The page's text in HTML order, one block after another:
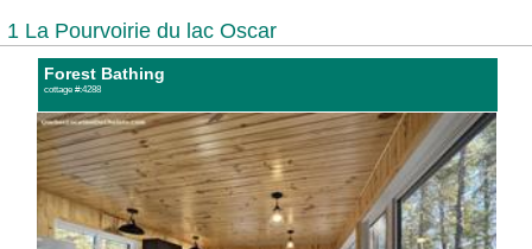
1 La Pourvoirie du lac Oscar
Forest Bathing
cottage #:4288